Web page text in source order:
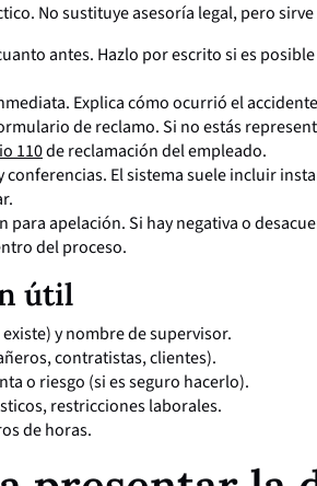
No sustituye asesoría legal, pero
antes. Hazlo por escrito si es
Explica cómo ocurrió el
de reclamo. Si no estás
110de reclamación del empleado.
conferencias. El sistema suele incluir
para apelación. Si hay negativa o
del proceso.
útil
y nombre de supervisor.
contratistas, clientes).
o riesgo (si es seguro hacerlo).
restricciones laborales.
de horas.